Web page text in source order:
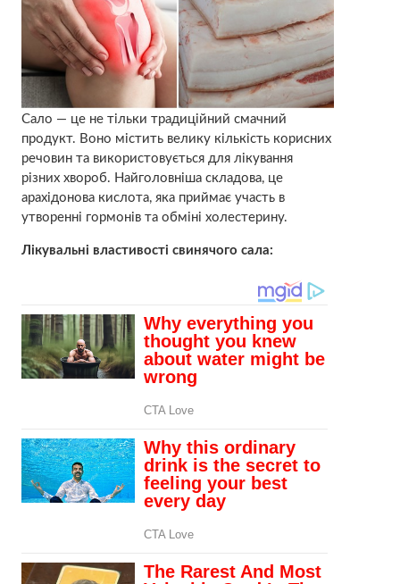
Сало — це не тільки традиційний смачний
продукт. Воно містить велику кількість корисних
речовин та використовується для лікування
різних хвороб. Найголовніша складова, це
арахідонова кислота, яка приймає участь в
утворенні гормонів та обміні холестерину.
Лікувальні властивості свинячого сала: